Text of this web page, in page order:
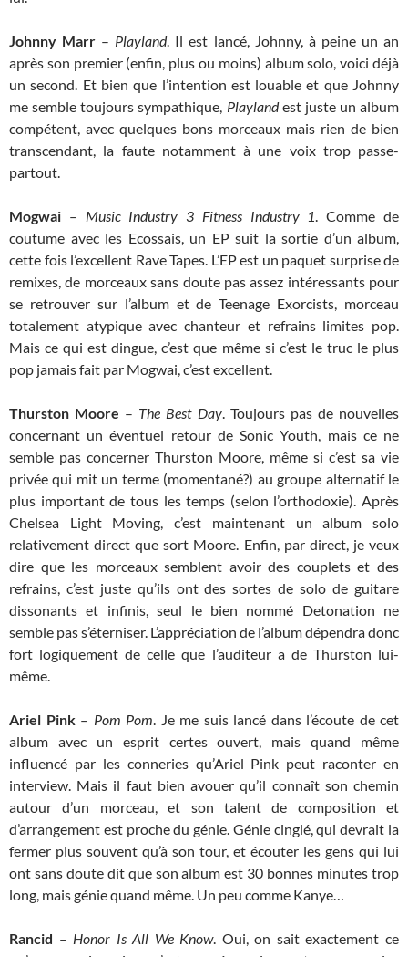
Johnny Marr – Playland. Il est lancé, Johnny, à peine un an
après son premier (enfin, plus ou moins) album solo, voici déjà
un second. Et bien que l’intention est louable et que Johnny
me semble toujours sympathique, Playlandest juste un album
compétent, avec quelques bons morceaux mais rien de bien
transcendant, la faute notamment à une voix trop passe-
partout.
Mogwai – Music Industry 3 Fitness Industry 1. Comme de
coutume avec les Ecossais, un EP suit la sortie d’un album,
cette fois l’excellent Rave Tapes. L’EP est un paquet surprise de
remixes, de morceaux sans doute pas assez intéressants pour
se retrouver sur l’album et de Teenage Exorcists, morceau
totalement atypique avec chanteur et refrains limites pop.
Mais ce qui est dingue, c’est que même si c’est le truc le plus
pop jamais fait par Mogwai, c’est excellent.
Thurston Moore – The Best Day. Toujours pas de nouvelles
concernant un éventuel retour de Sonic Youth, mais ce ne
semble pas concerner Thurston Moore, même si c’est sa vie
privée qui mit un terme (momentané?) au groupe alternatif le
plus important de tous les temps (selon l’orthodoxie). Après
Chelsea Light Moving, c’est maintenant un album solo
relativement direct que sort Moore. Enfin, par direct, je veux
dire que les morceaux semblent avoir des couplets et des
refrains, c’est juste qu’ils ont des sortes de solo de guitare
dissonants et infinis, seul le bien nommé Detonation ne
semble pas s’éterniser. L’appréciation de l’album dépendra donc
fort logiquement de celle que l’auditeur a de Thurston lui-
même.
Ariel Pink – Pom Pom. Je me suis lancé dans l’écoute de cet
album avec un esprit certes ouvert, mais quand même
influencé par les conneries qu’Ariel Pink peut raconter en
interview. Mais il faut bien avouer qu’il connaît son chemin
autour d’un morceau, et son talent de composition et
d’arrangement est proche du génie. Génie cinglé, qui devrait la
fermer plus souvent qu’à son tour, et écouter les gens qui lui
ont sans doute dit que son album est 30 bonnes minutes trop
long, mais génie quand même. Un peu comme Kanye…
Rancid – Honor Is All We Know. Oui, on sait exactement ce